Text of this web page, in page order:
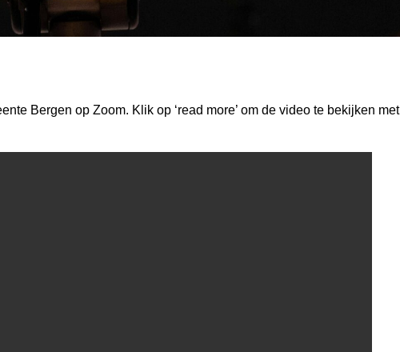
Bergen op Zoom. Klik op ‘read more’ om de video te bekijken met